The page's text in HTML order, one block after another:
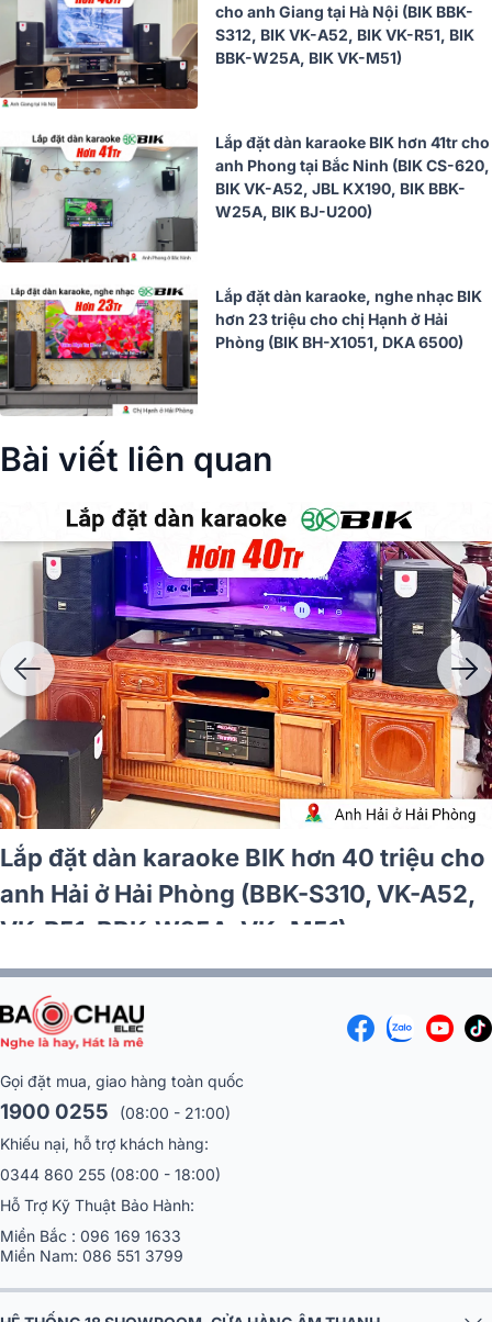
cho anh Giang tại Hà Nội (BIK BBK-
S312, BIK VK-A52, BIK VK-R51, BIK
BBK-W25A, BIK VK-M51)
Lắp đặt dàn karaoke BIK hơn 41tr cho
anh Phong tại Bắc Ninh (BIK CS-620,
BIK VK-A52, JBL KX190, BIK BBK-
W25A, BIK BJ-U200)
Lắp đặt dàn karaoke, nghe nhạc BIK
hơn 23 triệu cho chị Hạnh ở Hải
Phòng (BIK BH-X1051, DKA 6500)
Bài viết liên quan
anh
VK-
BJ-
Lắp đặt dàn karaoke BIK hơn 40
anh Hải ở Hải Phòng (BBK-S310,
VK-R51, BBK-W25A, VK- M51)
Gọi đặt mua, giao hàng toàn quốc
1900 0255
(08:00 - 21:00)
Khiếu nại, hỗ trợ khách hàng:
0344 860 255 (08:00 - 18:00)
Hỗ Trợ Kỹ Thuật Bảo Hành:
Miền Bắc : 096 169 1633
Miền Nam: 086 551 3799